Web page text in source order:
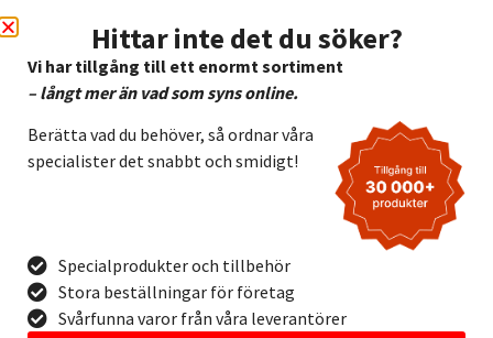
Efterlysande Alu.skylt
Nöd -Hjärtstartare
Hittar inte det du söker?
Vi har tillgång till ett enormt sortiment
– långt mer än vad som syns online.
Berätta vad du behöver, så ordnar våra
specialister det snabbt och smidigt!
Specialprodukter och tillbehör
Stora beställningar för företag
Svårfunna varor från våra leverantörer